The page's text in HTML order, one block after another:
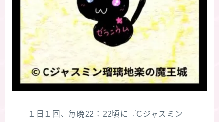
１日１回、毎晩22：22頃に『Cジャスミン